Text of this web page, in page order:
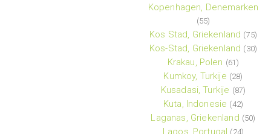
Kopenhagen, Denemarken
(55)
Kos Stad, Griekenland (75)
Kos-Stad, Griekenland (30)
Krakau, Polen (61)
Kumkoy, Turkije (28)
Kusadasi, Turkije (87)
Kuta, Indonesie (42)
Laganas, Griekenland (50)
Lagos, Portugal (24)